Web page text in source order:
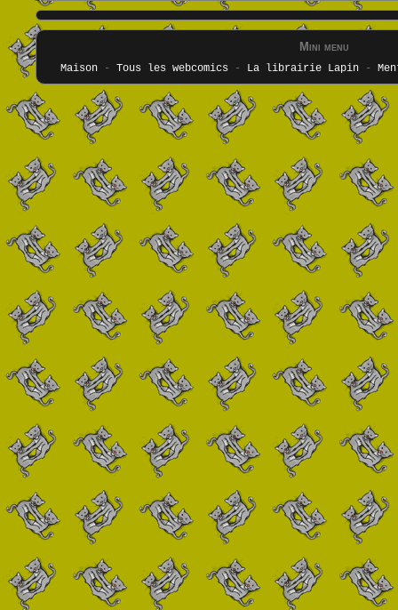
Mini menu
Maison- Tous les webcomics - La librairie Lapin-